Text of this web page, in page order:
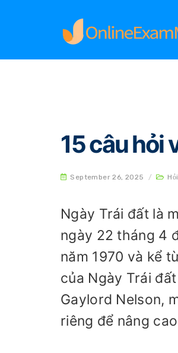
Home
15 câu hỏi
September 26, 2025 /
Ngày Trái đất là
ngày 22 tháng 4
năm 1970 và kể
của Ngày Trái
Gaylord Nelson,
riêng để nâng